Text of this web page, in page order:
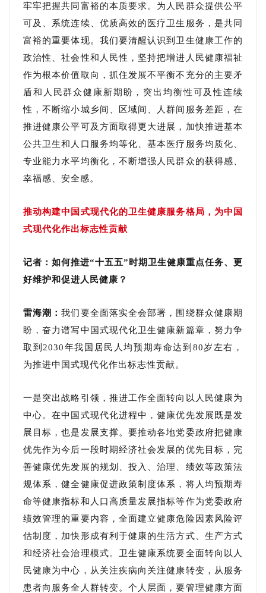
牢牢把握共同富裕的本质要求。为人民群众提供公平
可及、系统连续、优质高效的医疗卫生服务，是共同
富裕的重要体现。我们要清醒认识到卫生健康工作的
政治性、社会性和人民性，坚持把增进人民健康福祉
作为根本价值取向，抓住发展不平衡不充分的主要矛
盾和人民群众健康新期盼，突出均衡性可及性连续
性，不断缩小城乡间、区域间、人群间服务差距，在
推进健康公平可及方面取得更大进展，加快推进基本
公共卫生和人口服务均等化、基本医疗服务均质化、
专业能力水平均衡化，不断增强人民群众的获得感、
幸福感、安全感。
推动构建中国式现代化的卫生健康服务格局，为中国
式现代化作出标志性贡献
记者：如何推进“十五五”时期卫生健康重点任务、更
好维护和促进人民健康？
雷海潮：我们要全面落实全会部署，围绕群众健康期
盼，奋力谱写中国式现代化卫生健康新篇章，努力争
取到2030年我国居民人均预期寿命达到80岁左右，
为推进中国式现代化作出标志性贡献。
一是突出战略引领，推进工作全面转向以人民健康为
中心。在中国式现代化进程中，健康优先发展既是发
展目标，也是发展支撑。要推动各地党委政府把健康
优先作为今后一段时期经济社会发展的优先目标，完
善健康优先发展的规划、投入、治理、绩效等政策法
规体系，健全健康促进政策制度体系，将人均预期寿
命等健康指标和人口高质量发展指标等作为党委政府
绩效管理的重要内容，全面建立健康危险因素风险评
估制度，加快形成有利于健康的生活方式、生产方式
和经济社会治理模式。卫生健康系统要全面转向以人
民健康为中心，从关注疾病向关注健康转变，从服务
患者向服务全人群转变。个人层面，要管理健康方面